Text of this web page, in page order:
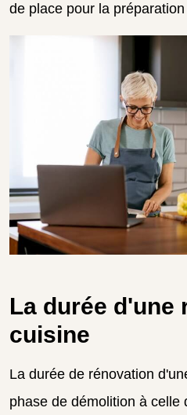
de place pour la
La durée d'une
cuisine
La durée de rénovation
phase de démolition à celle